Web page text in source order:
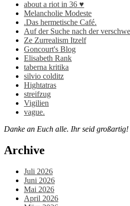
about a riot in 36 ♥
Melancholie Modeste
.Das hermetische Café.
Auf der Suche nach der
Ze Zurrealism Itzelf
Goncourt's Blog
Elisabeth Rank
taberna kritika
silvio colditz
Hightatras
streifzug
Vigilien
vague.
Danke an Euch alle. Ihr seid großartig!
Archive
Juli 2026
Juni 2026
Mai 2026
April 2026